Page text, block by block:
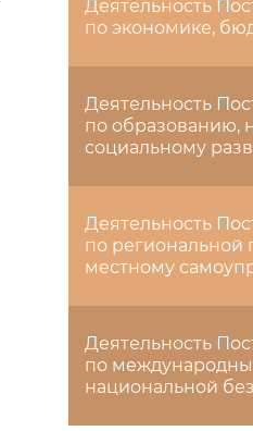
Деятельность
по экономике,
Деятельность
по образованию,
социальному
Деятельность
по региональной
местному
Деятельность
по
национальной